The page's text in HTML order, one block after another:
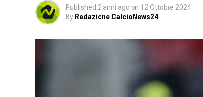
Published 2 anni ago on 12 Ottobre 2024
By Redazione CalcioNews24